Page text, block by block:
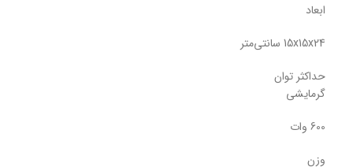
ابعاد
15x15x24 سانتی‌متر
حداکثر توان
گرمایشی
600 وات
وزن